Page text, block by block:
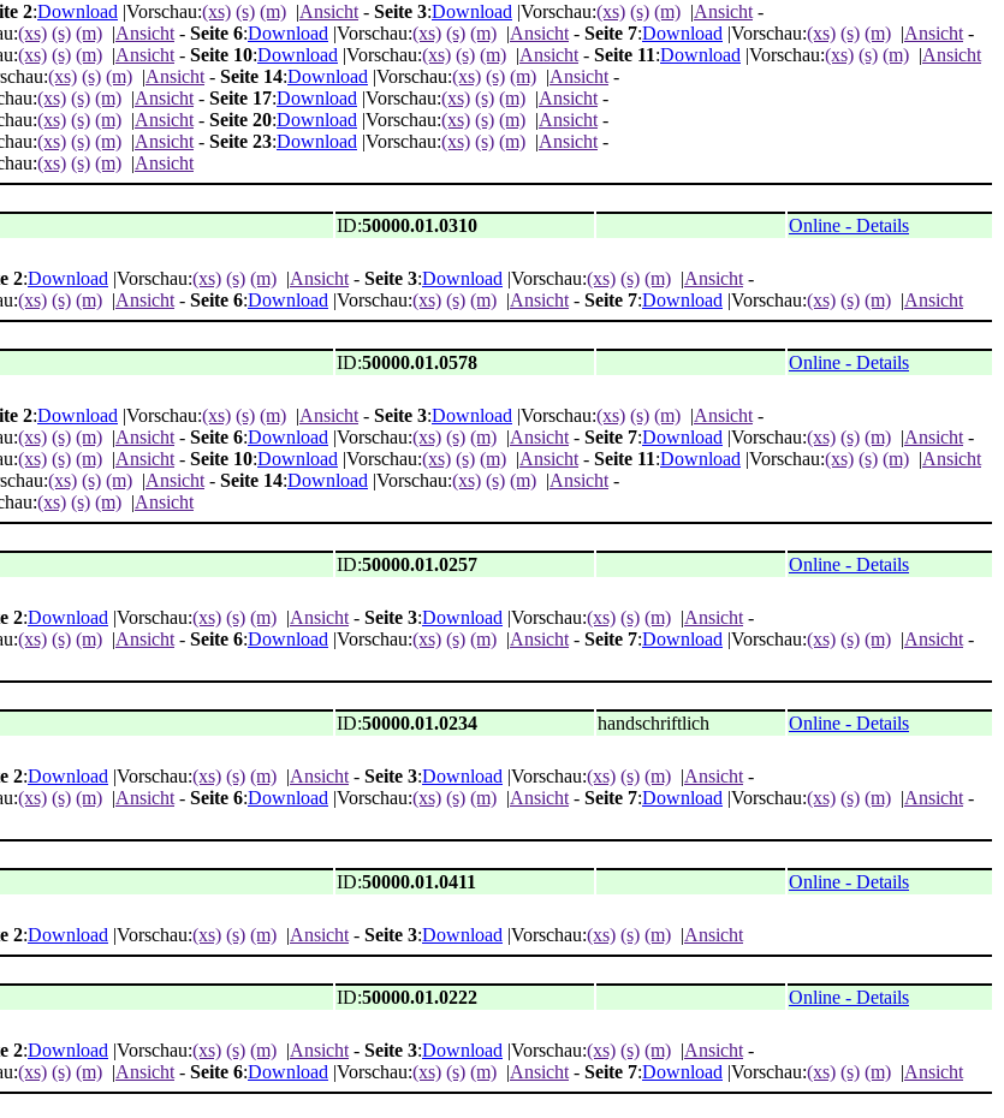
2:Download |Vorschau:(xs) (s) (m) |Ansicht - Seite 3:Download |Vorschau:(xs) (s) (m) |Ansicht -
(xs) (s) (m) |Ansicht - Seite 6:Download |Vorschau:(xs) (s) (m) |Ansicht - Seite 7:Download |Vorschau:(xs) (s) (m) |Ansicht -
(xs) (s) (m) |Ansicht - Seite 10:Download |Vorschau:(xs) (s) (m) |Ansicht - Seite 11:Download |Vorschau:(xs) (s) (m) |Ansicht
(xs) (s) (m) |Ansicht - Seite 14:Download |Vorschau:(xs) (s) (m) |Ansicht -
(xs) (s) (m) |Ansicht - Seite 17:Download |Vorschau:(xs) (s) (m) |Ansicht -
(xs) (s) (m) |Ansicht - Seite 20:Download |Vorschau:(xs) (s) (m) |Ansicht -
(xs) (s) (m) |Ansicht - Seite 23:Download |Vorschau:(xs) (s) (m) |Ansicht -
(xs) (s) (m) |Ansicht
ID:50000.01.0310
Online - Details
2:Download |Vorschau:(xs) (s) (m) |Ansicht - Seite 3:Download |Vorschau:(xs) (s) (m) |Ansicht -
(xs) (s) (m) |Ansicht - Seite 6:Download |Vorschau:(xs) (s) (m) |Ansicht - Seite 7:Download |Vorschau:(xs) (s) (m) |Ansicht
ID:50000.01.0578
Online - Details
2:Download |Vorschau:(xs) (s) (m) |Ansicht - Seite 3:Download |Vorschau:(xs) (s) (m) |Ansicht -
(xs) (s) (m) |Ansicht - Seite 6:Download |Vorschau:(xs) (s) (m) |Ansicht - Seite 7:Download |Vorschau:(xs) (s) (m) |Ansicht -
(xs) (s) (m) |Ansicht - Seite 10:Download |Vorschau:(xs) (s) (m) |Ansicht - Seite 11:Download |Vorschau:(xs) (s) (m) |Ansicht
(xs) (s) (m) |Ansicht - Seite 14:Download |Vorschau:(xs) (s) (m) |Ansicht -
(xs) (s) (m) |Ansicht
ID:50000.01.0257
Online - Details
2:Download |Vorschau:(xs) (s) (m) |Ansicht - Seite 3:Download |Vorschau:(xs) (s) (m) |Ansicht -
(xs) (s) (m) |Ansicht - Seite 6:Download |Vorschau:(xs) (s) (m) |Ansicht - Seite 7:Download |Vorschau:(xs) (s) (m) |Ansicht -
ID:50000.01.0234 handschriftlich
Online - Details
2:Download |Vorschau:(xs) (s) (m) |Ansicht - Seite 3:Download |Vorschau:(xs) (s) (m) |Ansicht -
(xs) (s) (m) |Ansicht - Seite 6:Download |Vorschau:(xs) (s) (m) |Ansicht - Seite 7:Download |Vorschau:(xs) (s) (m) |Ansicht -
ID:50000.01.0411
Online - Details
2:Download |Vorschau:(xs) (s) (m) |Ansicht - Seite 3:Download |Vorschau:(xs) (s) (m) |Ansicht
ID:50000.01.0222
Online - Details
2:Download |Vorschau:(xs) (s) (m) |Ansicht - Seite 3:Download |Vorschau:(xs) (s) (m) |Ansicht -
(xs) (s) (m) |Ansicht - Seite 6:Download |Vorschau:(xs) (s) (m) |Ansicht - Seite 7:Download |Vorschau:(xs) (s) (m) |Ansicht